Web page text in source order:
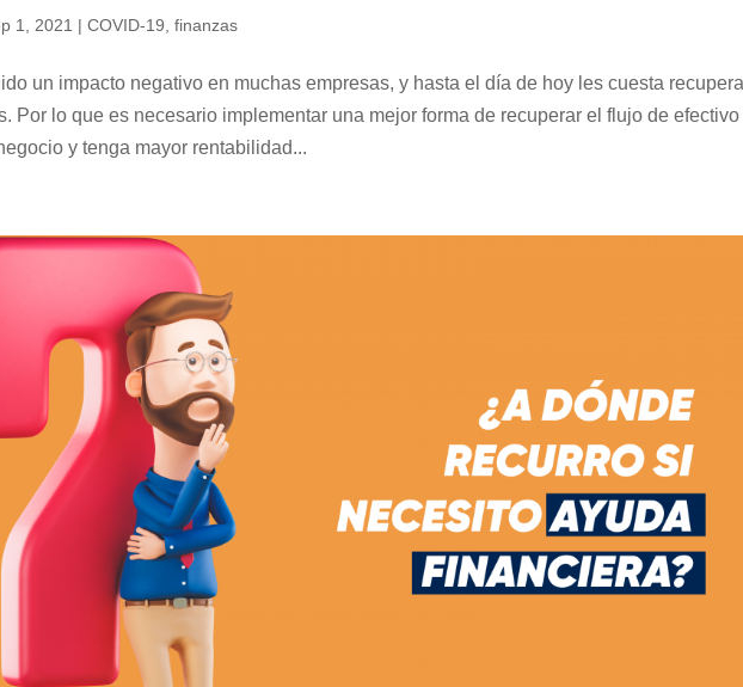
1, 2021 |COVID-19 ,finanzas
un impacto negativo en muchas empresas, y hasta el día de hoy les cuesta
Por lo que es necesario implementar una mejor forma de recuperar el flujo de efectivo
y tenga mayor rentabilidad...